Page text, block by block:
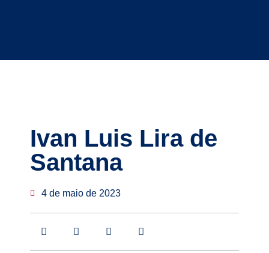
Ivan Luis Lira de
Santana
4 de maio de 2023